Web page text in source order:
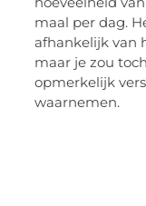
maal per dag.
afhankelijk van
maar je zou
opmerkelijk
waarnemen.